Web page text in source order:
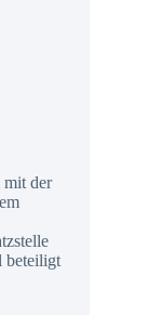
mit der
beteiligt